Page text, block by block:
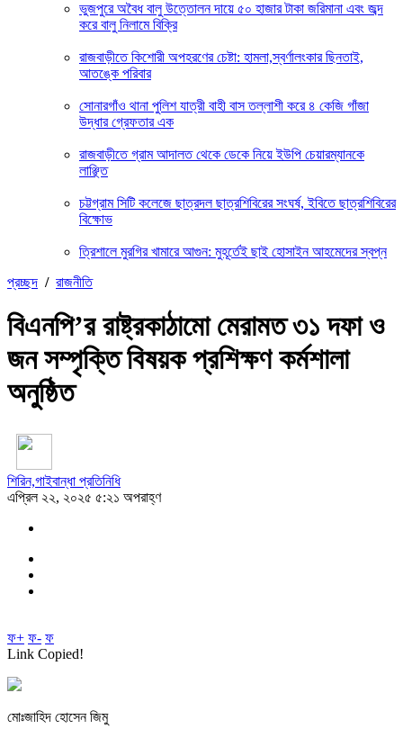
ভুজপুরে অবৈধ বালু উত্তোলন দায়ে ৫০ হাজার টাকা জরিমানা এবং জব্দ
করে বালু নিলামে বিক্রি
রাজবাড়ীতে কিশোরী অপহরণের চেষ্টা: হামলা,স্বর্ণালংকার ছিনতাই,
আতঙ্কে পরিবার
সোনারগাঁও থানা পুলিশ যাত্রী বাহী বাস তল্লাশী করে ৪ কেজি গাঁজা
উদ্ধার গ্রেফতার এক
রাজবাড়ীতে গ্রাম আদালত থেকে ডেকে নিয়ে ইউপি চেয়ারম্যানকে
লাঞ্ছিত
চট্টগ্রাম সিটি কলেজে ছাত্রদল ছাত্রশিবিরের সংঘর্ষ, ইবিতে ছাত্রশিবিরের
বিক্ষোভ
ত্রিশালে মুরগির খামারে আগুন: মুহূর্তেই ছাই হোসাইন আহমেদের স্বপ্ন
প্রচ্ছদ / রাজনীতি
বিএনপি’র রাষ্ট্রকাঠামো মেরামত ৩১ দফা ও
জন সম্পৃক্তি বিষয়ক প্রশিক্ষণ কর্মশালা
অনুষ্ঠিত
শিরিন,গাইবান্ধা প্রতিনিধি
এপ্রিল ২২, ২০২৫ ৫:২১ অপরাহ্ণ
ফ+ ফ- ফ
Link Copied!
মোঃজাহিদ হোসেন জিমু